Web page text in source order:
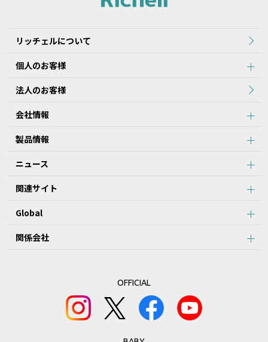
リッチェルについて
個人のお客様
法人のお客様
会社情報
製品情報
ニュース
関連サイト
Global
関係会社
OFFICIAL